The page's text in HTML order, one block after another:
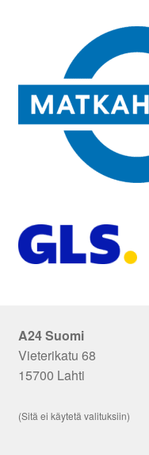
A24 Suomi
Vieterikatu 68
15700 Lahti
(Sitä ei käytetä valituksiin)